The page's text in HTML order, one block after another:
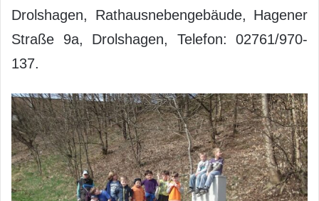
Drolshagen, Rathausnebengebäude, Hagener
Straße 9a, Drolshagen, Telefon: 02761/970-
137.